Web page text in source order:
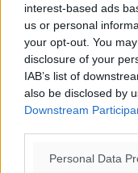
interest-based ads
us or personal
your opt-out. You
disclosure of your
IAB’s list of
also be disclosed by
Downstream
Personal Data